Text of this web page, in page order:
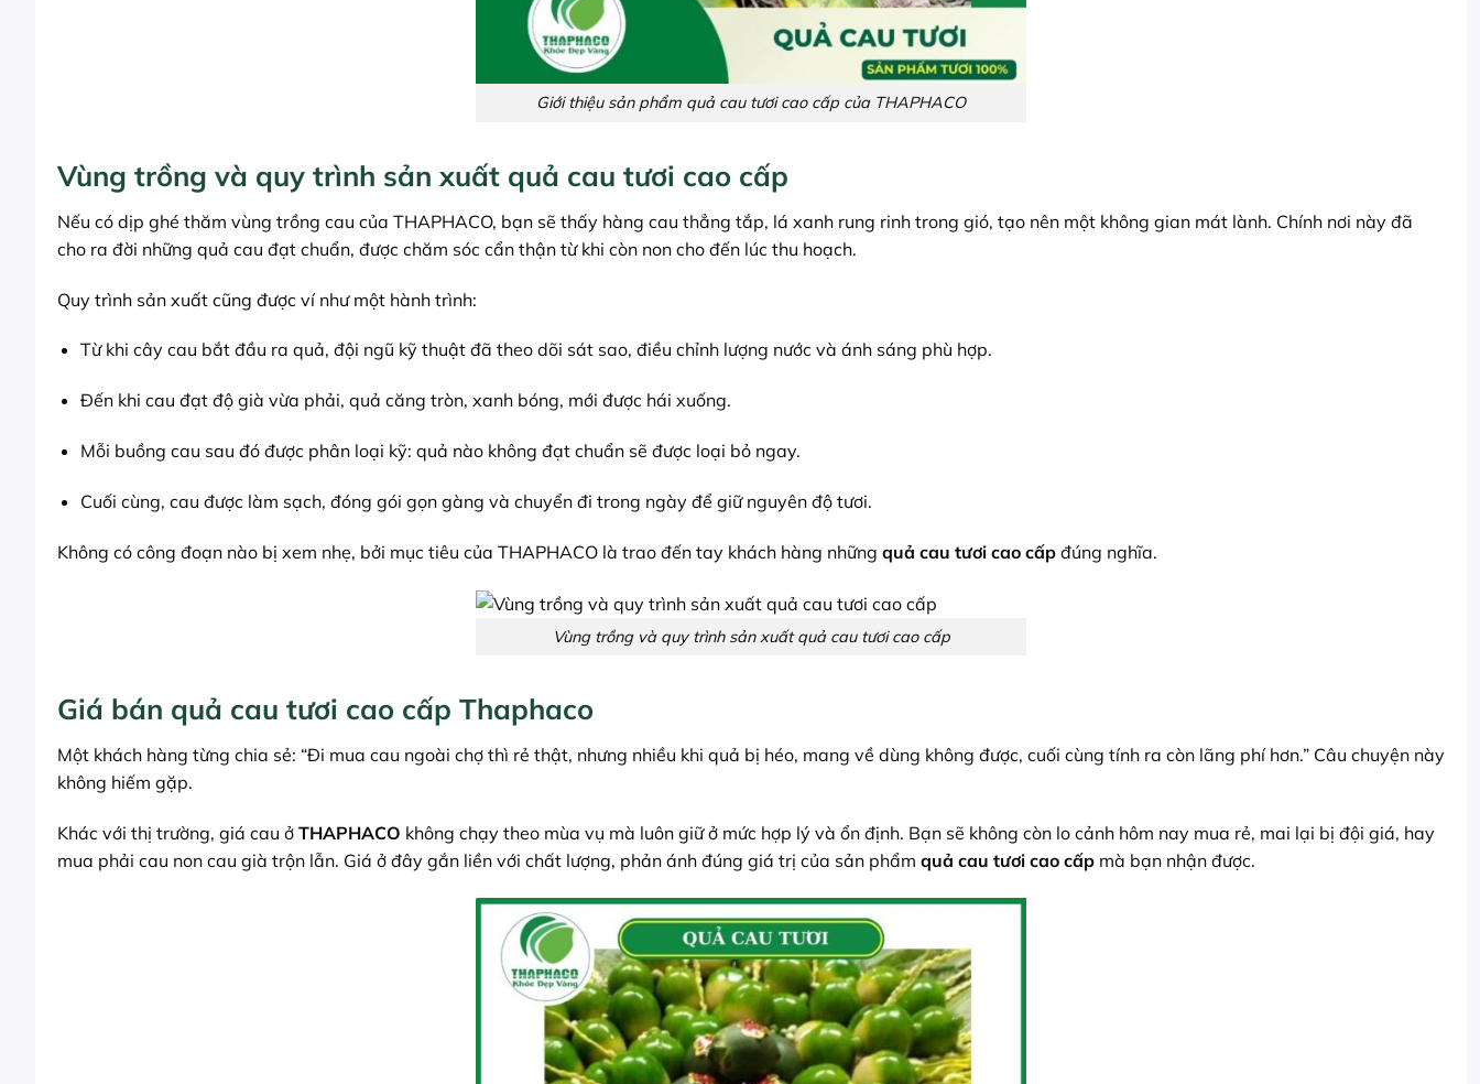
Giới thiệu sản phẩm quả cau tươi cao cấp của THAPHACO
Vùng trồng và quy trình sản xuất quả cau tươi cao cấp
Nếu có dịp ghé thăm vùng trồng cau của THAPHACO, bạn sẽ thấy hàng cau thẳng tắp, lá xanh rung rinh trong gió, tạo nên một không gian mát lành. Chính nơi này đã
cho ra đời những quả cau đạt chuẩn, được chăm sóc cẩn thận từ khi còn non cho đến lúc thu hoạch.
Quy trình sản xuất cũng được ví như một hành trình:
Từ khi cây cau bắt đầu ra quả, đội ngũ kỹ thuật đã theo dõi sát sao, điều chỉnh lượng nước và ánh sáng phù hợp.
Đến khi cau đạt độ già vừa phải, quả căng tròn, xanh bóng, mới được hái xuống.
Mỗi buồng cau sau đó được phân loại kỹ: quả nào không đạt chuẩn sẽ được loại bỏ ngay.
Cuối cùng, cau được làm sạch, đóng gói gọn gàng và chuyển đi trong ngày để giữ nguyên độ tươi.
Không có công đoạn nào bị xem nhẹ, bởi mục tiêu của THAPHACO là trao đến tay khách hàng những quả cau tươi cao cấp đúng nghĩa.
Vùng trồng và quy trình sản xuất quả cau tươi cao cấp
Giá bán quả cau tươi cao cấp Thaphaco
Một khách hàng từng chia sẻ: “Đi mua cau ngoài chợ thì rẻ thật, nhưng nhiều khi quả bị héo, mang về dùng không được, cuối cùng tính ra còn lãng phí hơn.” Câu chuyện này
không hiếm gặp.
Khác với thị trường, giá cau ở THAPHACO không chạy theo mùa vụ mà luôn giữ ở mức hợp lý và ổn định. Bạn sẽ không còn lo cảnh hôm nay mua rẻ, mai lại bị đội giá, hay
mua phải cau non cau già trộn lẫn. Giá ở đây gắn liền với chất lượng, phản ánh đúng giá trị của sản phẩm quả cau tươi cao cấp mà bạn nhận được.